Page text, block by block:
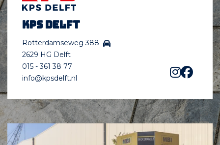
KPS Delft
Rotterdamseweg 388
2629 HG Delft
015 - 361 38 77
info@kpsdelft.nl